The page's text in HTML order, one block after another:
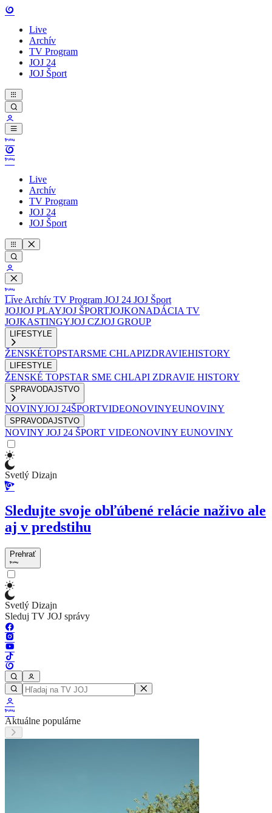
Live
Archív
TV Program
JOJ 24
JOJ Šport
Live
Archív
TV Program
JOJ 24
JOJ Šport
Live Archív TV Program JOJ 24 JOJ Šport
JOJJOJ PLAYJOJ ŠPORTJOJKONADÁCIA TV
JOJKASTINGYJOJ CZJOJ GROUP
LIFESTYLE
ŽENSKÉTOPSTARSME CHLAPIZDRAVIEHISTORY
LIFESTYLE
ŽENSKÉ TOPSTAR SME CHLAPI ZDRAVIE HISTORY
SPRAVODAJSTVO
NOVINYJOJ 24ŠPORTVIDEONOVINYEUNOVINY
SPRAVODAJSTVO
NOVINY JOJ 24 ŠPORT VIDEONOVINY EUNOVINY
Svetlý Dizajn
Sledujte svoje obľúbené relácie naživo ale
aj v predstihu
Prehrať
Svetlý Dizajn
Sleduj TV JOJ správy
Aktuálne populárne